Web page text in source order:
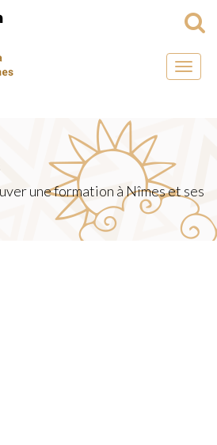
Toggle
une formation à Nîmes et ses